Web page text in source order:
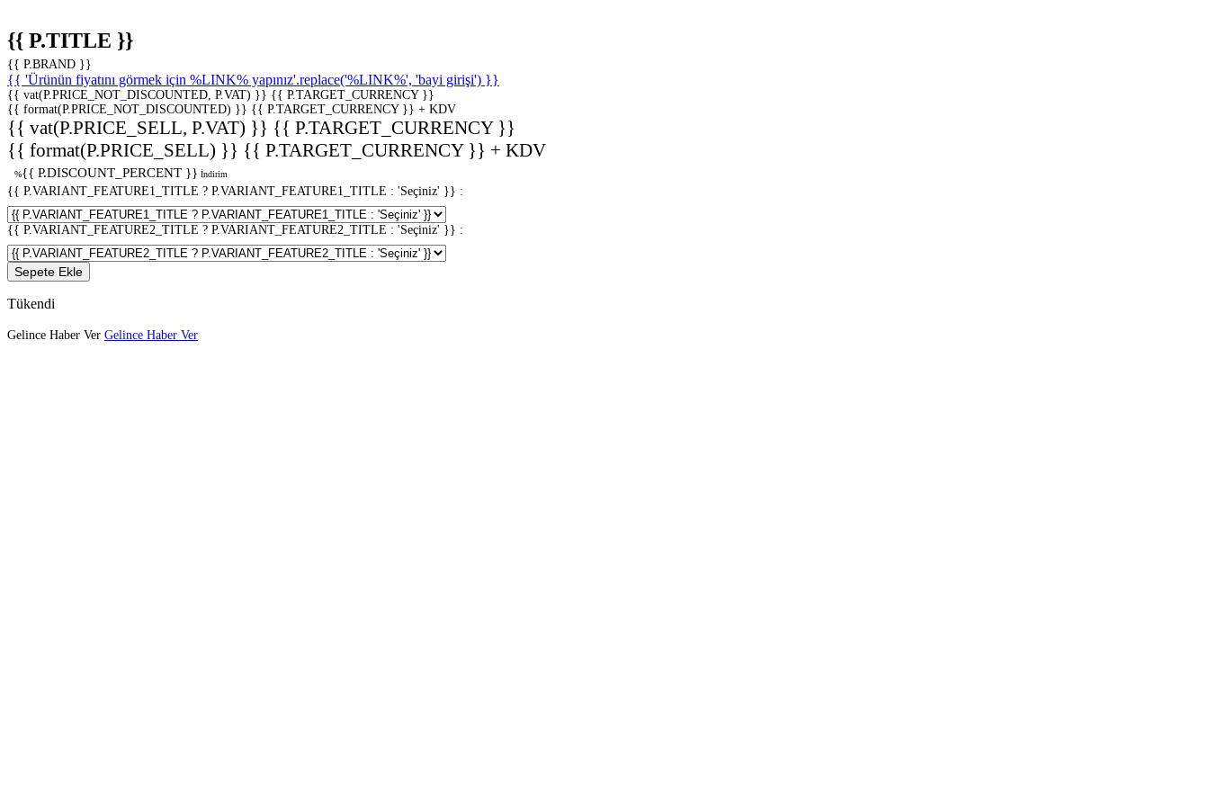
{{ P.TITLE }}
{{ P.BRAND }}
{{ 'Ürünün fiyatını görmek için %LINK% yapınız'.replace('%LINK%', 'bayi girişi') }}
{{ vat(P.PRICE_NOT_DISCOUNTED, P.VAT) }} {{ P.TARGET_CURRENCY }}
{{ format(P.PRICE_NOT_DISCOUNTED) }} {{ P.TARGET_CURRENCY }} + KDV
{{ vat(P.PRICE_SELL, P.VAT) }} {{ P.TARGET_CURRENCY }}
{{ format(P.PRICE_SELL) }} {{ P.TARGET_CURRENCY }} + KDV
%{{ P.DISCOUNT_PERCENT }} İndirim
{{ P.VARIANT_FEATURE1_TITLE ? P.VARIANT_FEATURE1_TITLE : 'Seçiniz' }} :
{{ P.VARIANT_FEATURE2_TITLE ? P.VARIANT_FEATURE2_TITLE : 'Seçiniz' }} :
Sepete Ekle
Tükendi
Gelince Haber Ver Gelince Haber Ver